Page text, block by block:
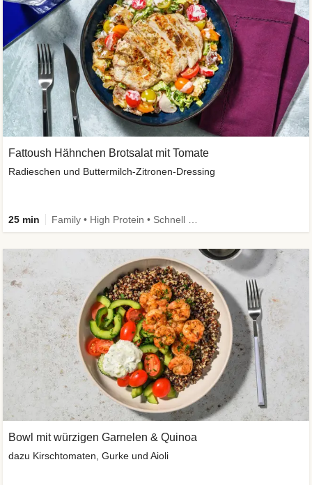
Fattoush Hähnchen Brotsalat mit Tomate
Radieschen und Buttermilch-Zitronen-Dressing
25 min
Bowl mit würzigen Garnelen & Quinoa
dazu Kirschtomaten, Gurke und Aioli